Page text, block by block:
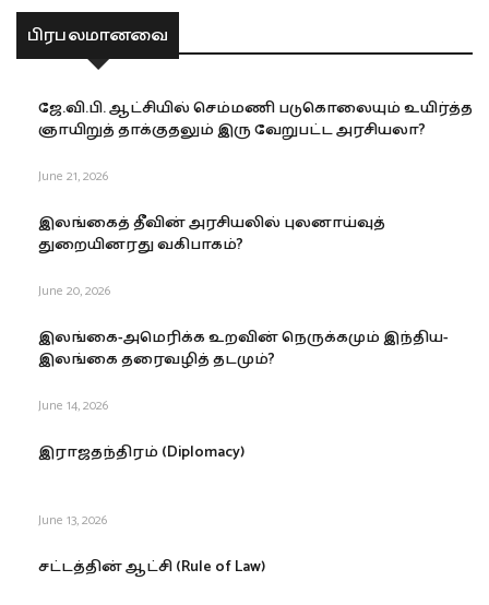
பிரபலமானவை
ஜே.வி.பி. ஆட்சியில் செம்மணி படுகொலையும் உயிர்த்த
ஞாயிறுத் தாக்குதலும் இரு வேறுபட்ட அரசியலா?
June 21, 2026
இலங்கைத் தீவின் அரசியலில் புலனாய்வுத்
துறையினரது வகிபாகம்?
June 20, 2026
இலங்கை-அமெரிக்க உறவின் நெருக்கமும் இந்திய-
இலங்கை தரைவழித் தடமும்?
June 14, 2026
இராஜதந்திரம் (Diplomacy)
June 13, 2026
சட்டத்தின் ஆட்சி (Rule of Law)